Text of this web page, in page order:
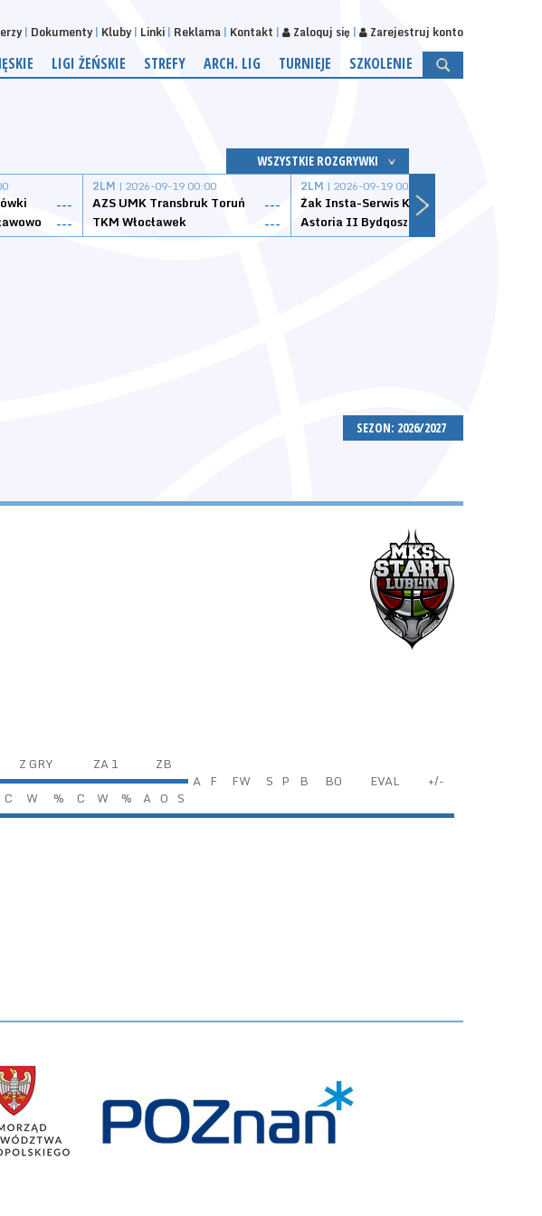
Dokumenty Kluby Linki Reklama Kontakt Zaloguj się Zarejestruj konto
LIGI ŻEŃSKIE STREFY ARCH. LIG TURNIEJE SZKOLENIE
WSZYSTKIE ROZGRYWKI
---
---
2LM | 2026-09-19 00:00
AZS UMK Transbruk Toruń
---
TKM Włocławek
---
2LM | 2026-09-19 00:00
Żak Insta-Serwis Koszalin
Astoria II Bydgoszcz
SEZON: 2026/2027
Z GRY ZA 1
ZB
A F FW S P B BO EVAL
+/-
C W % C W % A O S